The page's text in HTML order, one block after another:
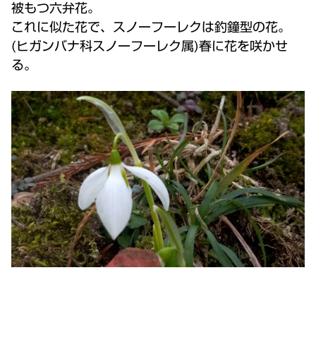
被もつ六弁花。
これに似た花で、スノーフーレクは釣鐘型の花。
(ヒガンバナ科スノーフーレク属)春に花を咲かせ
る。